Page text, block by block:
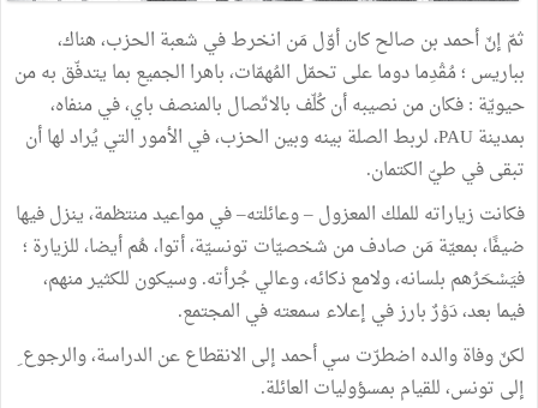
ثمّ إنّ أحمد بن صالح كان أوّل مَن انخرط في شعبة الحزب، هناك،
بباريس ؛ مُقْدِما دوما على تحمّل المُهمّات، باهرا الجميع بما يتدفّق به من
حيويّة : فكان من نصيبه أن كُلّف بالاتّصال بالمنصف باي، في منفاه،
بمدينة PAU، لربط الصلة بينه وبين الحزب، في الأمور التي يُراد لها أن
تبقى في طيّ الكتمان.
فكانت زياراته للملك المعزول – وعائلته– في مواعيد منتظمة، ينزل فيها
ضيفًا، بمعيّة مَن صادف من شخصيّات تونسيّة، أتوا، هُم أيضا، للزيارة ؛
فيَسْحَرُهم بلسانه، ولامع ذكائه، وعالي جُرأته. وسيكون للكثير منهم،
فيما بعد، دَوْرٌ بارز في إعلاء سمعته في المجتمع.
لكنّ وفاة والده اضطرّت سي أحمد إلى الانقطاع عن الدراسة، والرجوع ِ
إلى تونس، للقيام بمسؤوليات العائلة.